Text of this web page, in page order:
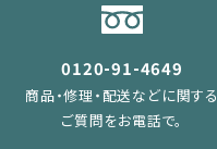
0120-91-4649
商品・修理・配送などに関する
ご質問をお電話で。